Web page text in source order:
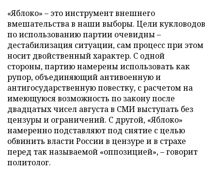
«Яблоко» – это инструмент внешнего
вмешательства в наши выборы. Цели кукловодов
по использованию партии очевидны –
дестабилизация ситуации, сам процесс при этом
носит двойственный характер. С одной
стороны, партию намерены использовать как
рупор, объединяющий антивоенную и
антигосударственную повестку, с расчетом на
имеющуюся возможность по закону после
двадцатых чисел августа в СМИ выступать без
цензуры и ограничений. С другой, «Яблоко»
намеренно подставляют под снятие с целью
обвинить власти России в цензуре и в страхе
перед так называемой «оппозицией», – говорит
политолог.